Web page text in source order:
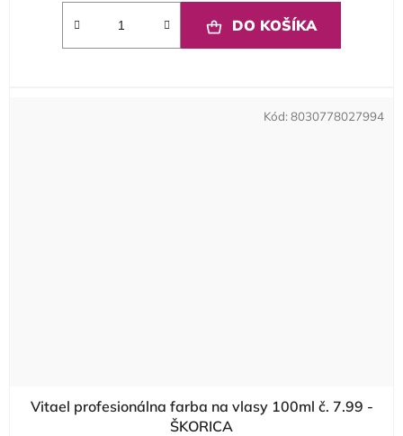
DO KOŠÍKA
Vitael profesionálna farba na vlasy 100ml č. 7.99 -
ŠKORICA
Kód:8030778027994